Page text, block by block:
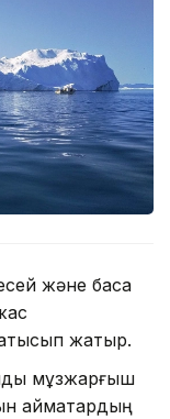
және басқа
жатыр.
мұзжарғыш
аймақтардың